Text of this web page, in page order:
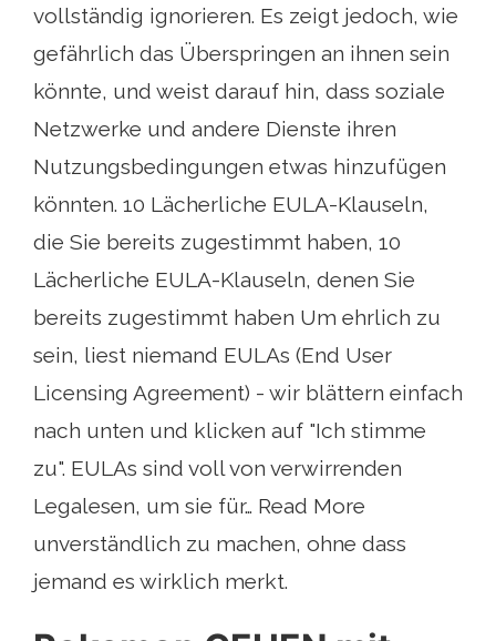
vollständig ignorieren. Es zeigt jedoch, wie
gefährlich das Überspringen an ihnen sein
könnte, und weist darauf hin, dass soziale
Netzwerke und andere Dienste ihren
Nutzungsbedingungen etwas hinzufügen
könnten. 10 Lächerliche EULA-Klauseln,
die Sie bereits zugestimmt haben, 10
Lächerliche EULA-Klauseln, denen Sie
bereits zugestimmt haben Um ehrlich zu
sein, liest niemand EULAs (End User
Licensing Agreement) - wir blättern einfach
nach unten und klicken auf "Ich stimme
zu". EULAs sind voll von verwirrenden
Legalesen, um sie für… Read More
unverständlich zu machen, ohne dass
jemand es wirklich merkt.